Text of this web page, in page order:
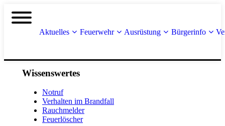
Aktuelles Feuerwehr Ausrüstung Bürgerinfo
Wissenswertes
Notruf
Verhalten im Brandfall
Rauchmelder
Feuerlöscher